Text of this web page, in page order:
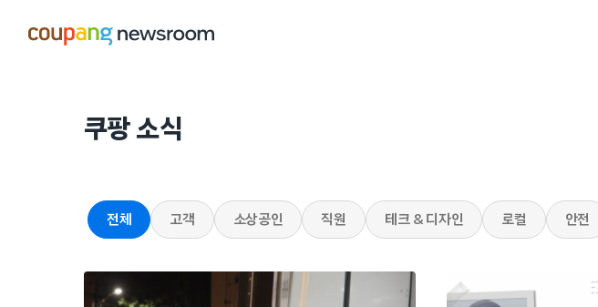
쿠팡 소식
전체 고객 소상공인 직원 테크 & 디자인 로컬 안전